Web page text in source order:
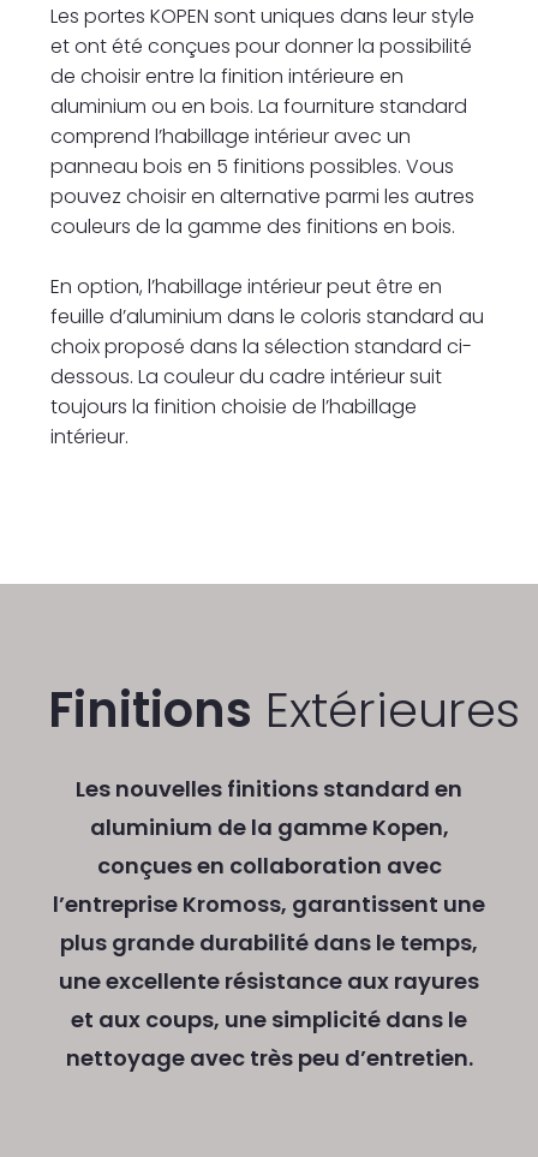
Les portes KOPEN sont uniques dans leur style
et ont été conçues pour donner la possibilité
de choisir entre la finition intérieure en
aluminium ou en bois. La fourniture standard
comprend l’habillage intérieur avec un
panneau bois en 5 finitions possibles. Vous
pouvez choisir en alternative parmi les autres
couleurs de la gamme des finitions en bois.
En option, l’habillage intérieur peut être en
feuille d’aluminium dans le coloris standard au
choix proposé dans la sélection standard ci-
dessous. La couleur du cadre intérieur suit
toujours la finition choisie de l’habillage
intérieur.
Finitions Extérieures
Les nouvelles finitions standard en
aluminium de la gamme Kopen,
conçues en collaboration avec
l’entreprise Kromoss, garantissent une
plus grande durabilité dans le temps,
une excellente résistance aux rayures
et aux coups, une simplicité dans le
nettoyage avec très peu d’entretien.